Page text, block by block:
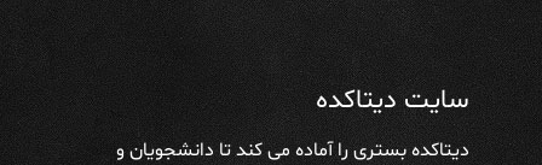
سایت دیتاکده
دیتاکده بستری را آماده می کند تا دانشجویان و